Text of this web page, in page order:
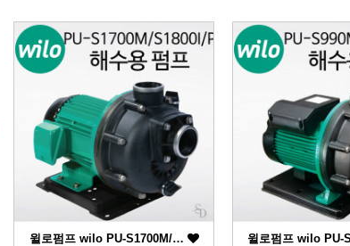
윌로펌프 wilo PU-S1700M/… 윌로펌프 wilo PU-